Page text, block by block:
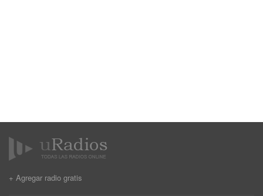
+ Agregar radio gratis